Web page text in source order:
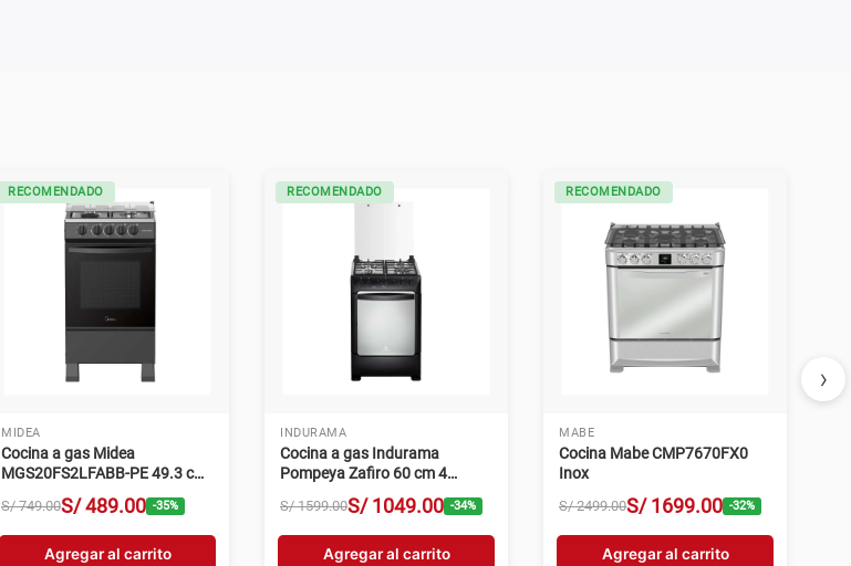
RECOMENDADO
MIDEA
Cocina a gas Midea
MGS20FS2LFABB-PE 49.3 cm
4 hornillas negro
S/ 749.00S/ 489.00 -35%
Agregar al carrito
RECOMENDADO
INDURAMA
Cocina a gas Indurama
Pompeya Zafiro 60 cm 4
hornillas negro
S/ 1599.00S/ 1049.00 -34%
Agregar al carrito
RECOMENDADO
MABE
Cocina Mabe CMP7670FX0
Inox
S/ 2499.00S/ 1699.00 -32%
Agregar al carrito
›